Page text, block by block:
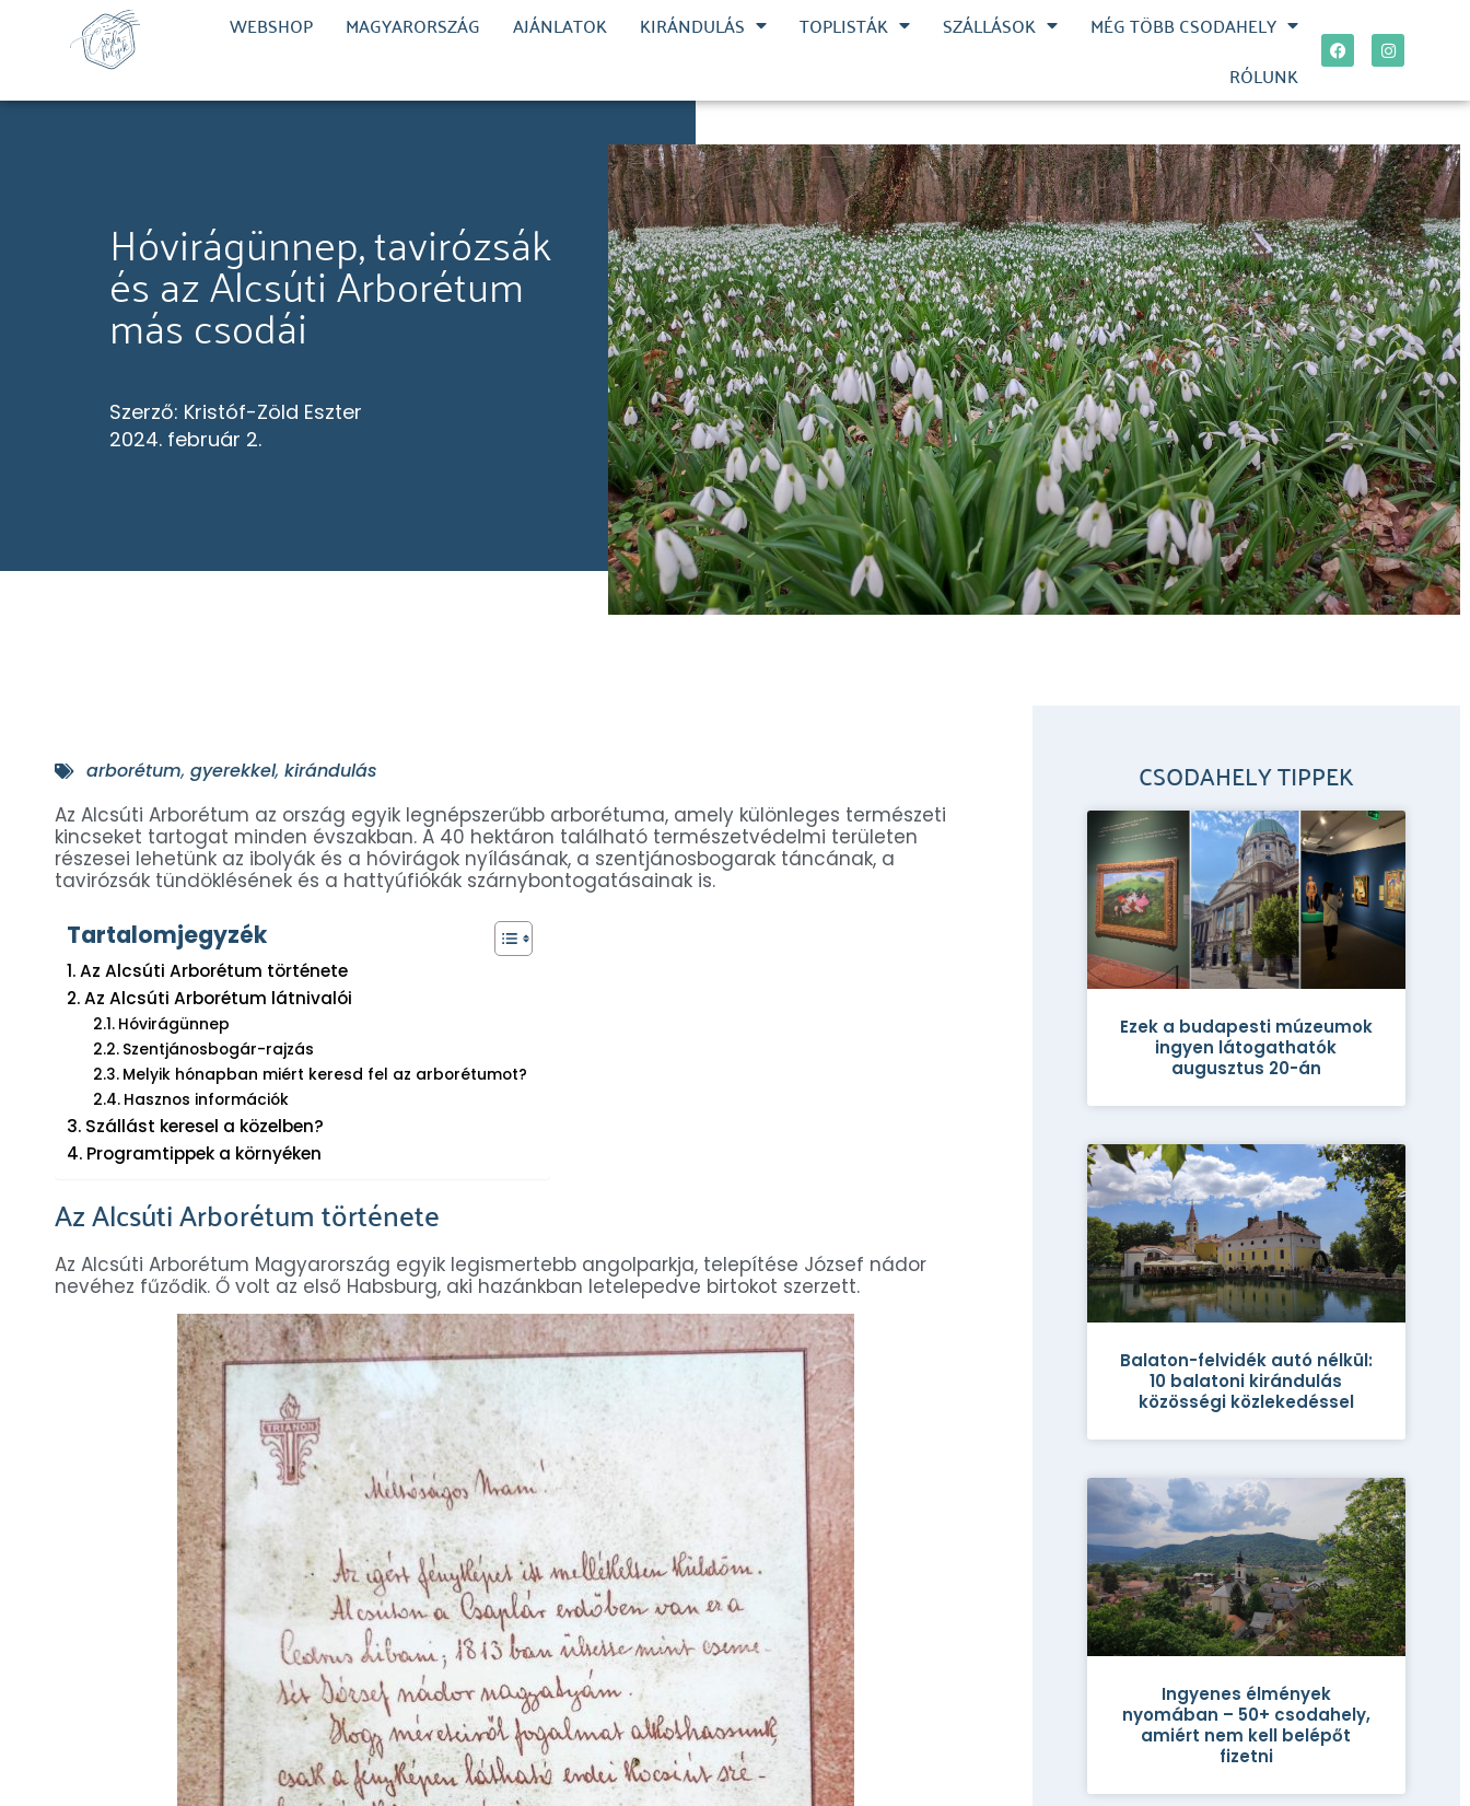
WEBSHOP MAGYARORSZÁG AJÁNLATOK KIRÁNDULÁS TOPLISTÁK SZÁLLÁSOK
MÉG TÖBB CSODAHELY
RÓLUNK
Hóvirágünnep, tavirózsák
és az Alcsúti Arborétum
más csodái
Szerző: Kristóf-Zöld Eszter
2024. február 2.
arborétum, gyerekkel, kirándulás
Az Alcsúti Arborétum az ország egyik legnépszerűbb arborétuma, amely különleges természeti
kincseket tartogat minden évszakban. A 40 hektáron található természetvédelmi területen
részesei lehetünk az ibolyák és a hóvirágok nyílásának, a szentjánosbogarak táncának, a
tavirózsák tündöklésének és a hattyúfiókák szárnybontogatásainak is.
Tartalomjegyzék
Az Alcsúti Arborétum története
Az Alcsúti Arborétum látnivalói
Hóvirágünnep
Szentjánosbogár-rajzás
Melyik hónapban miért keresd fel az arborétumot?
Hasznos információk
Szállást keresel a közelben?
Programtippek a környéken
Az Alcsúti Arborétum története
Az Alcsúti Arborétum Magyarország egyik legismertebb angolparkja, telepítése József nádor
nevéhez fűződik. Ő volt az első Habsburg, aki hazánkban letelepedve birtokot szerzett.
CSODAHELY TIPPEK
Ezek a budapesti múzeumok
ingyen látogathatók
augusztus 20-án
Balaton-felvidék autó nélkül:
10 balatoni kirándulás
közösségi közlekedéssel
Ingyenes élmények
nyomában – 50+ csodahely,
amiért nem kell belépőt
fizetni